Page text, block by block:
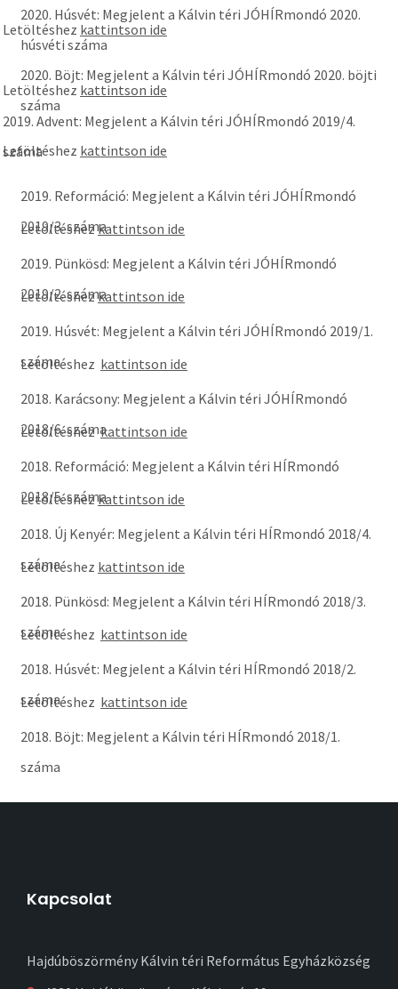
2020. Húsvét: Megjelent a Kálvin téri JÓHÍRmondó 2020.
húsvéti száma
Letöltéshez kattintson ide
2020. Böjt: Megjelent a Kálvin téri JÓHÍRmondó 2020. böjti
száma
Letöltéshez kattintson ide
2019. Advent: Megjelent a Kálvin téri JÓHÍRmondó 2019/4.
száma
Letöltéshez kattintson ide
2019. Reformáció: Megjelent a Kálvin téri JÓHÍRmondó
2019/3. száma
Letöltéshezkattintson ide
2019. Pünkösd: Megjelent a Kálvin téri JÓHÍRmondó
2019/2. száma
Letöltéshezkattintson ide
2019. Húsvét: Megjelent a Kálvin téri JÓHÍRmondó 2019/1.
száma
Letöltéshez kattintson ide
2018. Karácsony: Megjelent a Kálvin téri JÓHÍRmondó
2018/6. száma
Letöltéshezkattintson ide
2018. Reformáció: Megjelent a Kálvin téri HÍRmondó
2018/5. száma
Letöltéshezkattintson ide
2018. Új Kenyér: Megjelent a Kálvin téri HÍRmondó 2018/4.
száma
Letöltéshez kattintson ide
2018. Pünkösd: Megjelent a Kálvin téri HÍRmondó 2018/3.
száma
Letöltéshez kattintson ide
2018. Húsvét: Megjelent a Kálvin téri HÍRmondó 2018/2.
száma
Letöltéshez kattintson ide
2018. Böjt: Megjelent a Kálvin téri HÍRmondó 2018/1.
száma
Kapcsolat
Hajdúböszörmény Kálvin téri Református Egyházközség